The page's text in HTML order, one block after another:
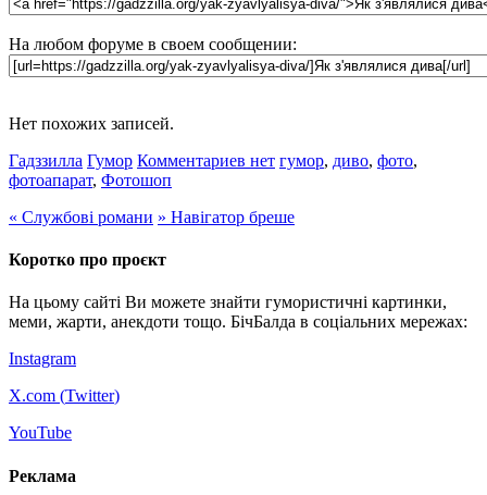
На любом форуме в своем сообщении:
Нет похожих записей.
Гадззилла Гумор Комментариев нет гумор, диво, фото,
фотоапарат, Фотошоп
« Службові романи » Навігатор бреше
Коротко про проєкт
На цьому сайті Ви можете знайти гумористичні картинки,
меми, жарти, анекдоти тощо. БічБалда в соціальних мережах:
Instagram
X.com (Twitter)
YouTube
Реклама